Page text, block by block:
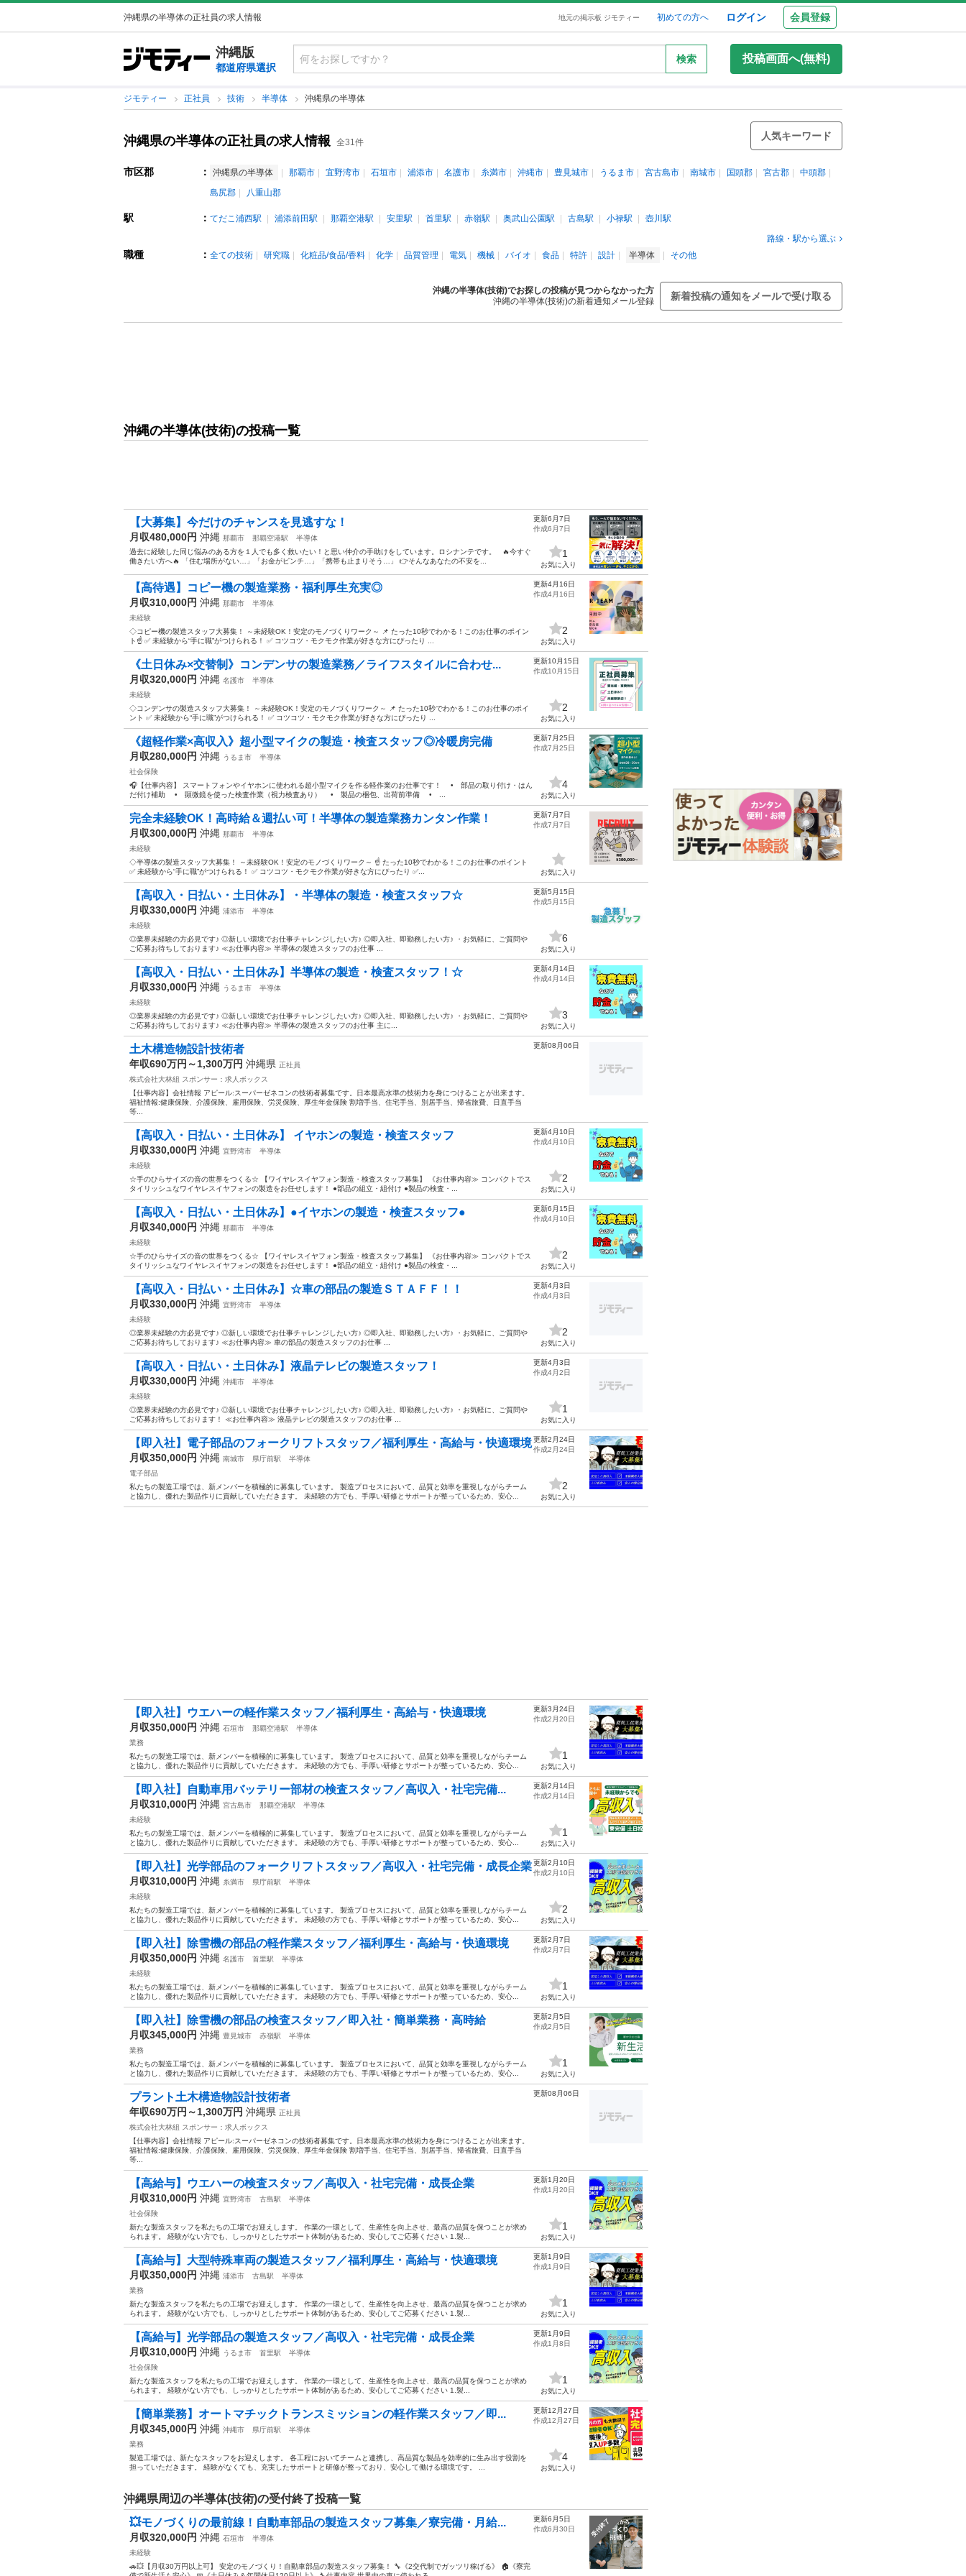
沖縄県の半導体の正社員の求人情報 地元の掲示板 ジモティー 初めての方へ ログイン 会員登録
沖縄版
都道府県選択
検索 投稿画面へ(無料)
ジモティー 正社員 技術 半導体 沖縄県の半導体
沖縄県の半導体の正社員の求人情報 全31件
人気キーワード
市区郡 ： 沖縄県の半導体 那覇市 宜野湾市 石垣市 浦添市 名護市 糸満市 沖縄市 豊見城市 うるま市 宮古島市 南城市 国頭郡 宮古郡
中頭郡
島尻郡
八重山郡
駅 ： てだこ浦西駅 浦添前田駅 那覇空港駅 安里駅 首里駅 赤嶺駅 奥武山公園駅 古島駅 小禄駅
壺川駅
路線・駅から選ぶ
職種 ： 全ての技術 研究職 化粧品/食品/香料 化学 品質管理 電気 機械 バイオ 食品 特許 設計 半導体 その他
沖縄の半導体(技術)でお探しの投稿が見つからなかった方
沖縄の半導体(技術)の新着通知メール登録
新着投稿の通知をメールで受け取る
沖縄の半導体(技術)の投稿一覧
【大募集】今だけのチャンスを見逃すな！
月収480,000円 沖縄 那覇市 那覇空港駅
半導体
過去に経験した同じ悩みのある方を１人でも多く救いたい！と思い仲介の手助けをしています。ロシナンテです。 🔥今すぐ
働きたい方へ🔥 「住む場所がない…」「お金がピンチ…」「携帯も止まりそう…」 👉そんなあなたの不安を...
更新6月7日
作成6月7日
1
お気に入り
【高待遇】コピー機の製造業務・福利厚生充実◎
月収310,000円 沖縄 那覇市
半導体
未経験
◇コピー機の製造スタッフ大募集！ ～未経験OK！安定のモノづくりワーク～ 📌 たった10秒でわかる！このお仕事のポイン
ト☝ ✅ 未経験から“手に職”がつけられる！ ✅ コツコツ・モクモク作業が好きな方にぴったり ...
更新4月16日
作成4月16日
2
お気に入り
《土日休み×交替制》コンデンサの製造業務／ライフスタイルに合わせ...
月収320,000円 沖縄 名護市
半導体
未経験
◇コンデンサの製造スタッフ大募集！ ～未経験OK！安定のモノづくりワーク～ 📌 たった10秒でわかる！このお仕事のポイ
ント ✅ 未経験から“手に職”がつけられる！ ✅ コツコツ・モクモク作業が好きな方にぴったり ...
更新10月15日
作成10月15日
2
お気に入り
《超軽作業×高収入》超小型マイクの製造・検査スタッフ◎冷暖房完備
月収280,000円 沖縄 うるま市
半導体
社会保険
🎧【仕事内容】 スマートフォンやイヤホンに使われる超小型マイクを作る軽作業のお仕事です！ • 部品の取り付け・はん
だ付け補助 • 顕微鏡を使った検査作業（視力検査あり） • 製品の梱包、出荷前準備 • ...
更新7月25日
作成7月25日
4
お気に入り
完全未経験OK！高時給＆週払い可！半導体の製造業務カンタン作業！
月収300,000円 沖縄 那覇市
半導体
未経験
◇半導体の製造スタッフ大募集！ ～未経験OK！安定のモノづくりワーク～ ☝ たった10秒でわかる！このお仕事のポイント
✅ 未経験から“手に職”がつけられる！ ✅ コツコツ・モクモク作業が好きな方にぴったり ✅...
更新7月7日
作成7月7日
お気に入り
【高収入・日払い・土日休み】・半導体の製造・検査スタッフ☆
月収330,000円 沖縄 浦添市
半導体
未経験
◎業界未経験の方必見です♪ ◎新しい環境でお仕事チャレンジしたい方♪ ◎即入社、即勤務したい方♪ ・お気軽に、ご質問や
ご応募お待ちしております♪ ≪お仕事内容≫ 半導体の製造スタッフのお仕事 ...
更新5月15日
作成5月15日
6
お気に入り
【高収入・日払い・土日休み】半導体の製造・検査スタッフ！☆
月収330,000円 沖縄 うるま市
半導体
未経験
◎業界未経験の方必見です♪ ◎新しい環境でお仕事チャレンジしたい方♪ ◎即入社、即勤務したい方♪ ・お気軽に、ご質問や
ご応募お待ちしております♪ ≪お仕事内容≫ 半導体の製造スタッフのお仕事 主に...
更新4月14日
作成4月14日
3
お気に入り
土木構造物設計技術者
年収690万円～1,300万円 沖縄県 正社員
株式会社大林組 スポンサー：求人ボックス
【仕事内容】会社情報 アピール:スーパーゼネコンの技術者募集です。日本最高水準の技術力を身につけることが出来ます。
福祉情報:健康保険、介護保険、雇用保険、労災保険、厚生年金保険 割増手当、住宅手当、別居手当、帰省旅費、日直手当
等...
更新08月06日
【高収入・日払い・土日休み】 イヤホンの製造・検査スタッフ
月収330,000円 沖縄 宜野湾市
半導体
未経験
☆手のひらサイズの音の世界をつくる☆ 【ワイヤレスイヤフォン製造・検査スタッフ募集】 《お仕事内容≫ コンパクトでス
タイリッシュなワイヤレスイヤフォンの製造をお任せします！ ●部品の組立・組付け ●製品の検査・...
更新4月10日
作成4月10日
2
お気に入り
【高収入・日払い・土日休み】●イヤホンの製造・検査スタッフ●
月収340,000円 沖縄 那覇市
半導体
未経験
☆手のひらサイズの音の世界をつくる☆ 【ワイヤレスイヤフォン製造・検査スタッフ募集】 《お仕事内容≫ コンパクトでス
タイリッシュなワイヤレスイヤフォンの製造をお任せします！ ●部品の組立・組付け ●製品の検査・...
更新6月15日
作成4月10日
2
お気に入り
【高収入・日払い・土日休み】☆車の部品の製造ＳＴＡＦＦ！！
月収330,000円 沖縄 宜野湾市
半導体
未経験
◎業界未経験の方必見です♪ ◎新しい環境でお仕事チャレンジしたい方♪ ◎即入社、即勤務したい方♪ ・お気軽に、ご質問や
ご応募お待ちしております♪ ≪お仕事内容≫ 車の部品の製造スタッフのお仕事 ...
更新4月3日
作成4月3日
2
お気に入り
【高収入・日払い・土日休み】液晶テレビの製造スタッフ！
月収330,000円 沖縄 沖縄市
半導体
未経験
◎業界未経験の方必見です♪ ◎新しい環境でお仕事チャレンジしたい方♪ ◎即入社、即勤務したい方♪ ・お気軽に、ご質問や
ご応募お待ちしております！ ≪お仕事内容≫ 液晶テレビの製造スタッフのお仕事 ...
更新4月3日
作成4月2日
1
お気に入り
【即入社】電子部品のフォークリフトスタッフ／福利厚生・高給与・快適環境
月収350,000円 沖縄 南城市 県庁前駅
半導体
電子部品
私たちの製造工場では、新メンバーを積極的に募集しています。 製造プロセスにおいて、品質と効率を重視しながらチーム
と協力し、優れた製品作りに貢献していただきます。 未経験の方でも、手厚い研修とサポートが整っているため、安心...
更新2月24日
作成2月24日
2
お気に入り
【即入社】ウエハーの軽作業スタッフ／福利厚生・高給与・快適環境
月収350,000円 沖縄 石垣市 那覇空港駅
半導体
業務
私たちの製造工場では、新メンバーを積極的に募集しています。 製造プロセスにおいて、品質と効率を重視しながらチーム
と協力し、優れた製品作りに貢献していただきます。 未経験の方でも、手厚い研修とサポートが整っているため、安心...
更新3月24日
作成2月20日
1
お気に入り
【即入社】自動車用バッテリー部材の検査スタッフ／高収入・社宅完備...
月収310,000円 沖縄 宮古島市 那覇空港駅
半導体
未経験
私たちの製造工場では、新メンバーを積極的に募集しています。 製造プロセスにおいて、品質と効率を重視しながらチーム
と協力し、優れた製品作りに貢献していただきます。 未経験の方でも、手厚い研修とサポートが整っているため、安心...
更新2月14日
作成2月14日
1
お気に入り
【即入社】光学部品のフォークリフトスタッフ／高収入・社宅完備・成長企業
月収310,000円 沖縄 糸満市 県庁前駅
半導体
未経験
私たちの製造工場では、新メンバーを積極的に募集しています。 製造プロセスにおいて、品質と効率を重視しながらチーム
と協力し、優れた製品作りに貢献していただきます。 未経験の方でも、手厚い研修とサポートが整っているため、安心...
更新2月10日
作成2月10日
2
お気に入り
【即入社】除雪機の部品の軽作業スタッフ／福利厚生・高給与・快適環境
月収350,000円 沖縄 名護市 首里駅
半導体
未経験
私たちの製造工場では、新メンバーを積極的に募集しています。 製造プロセスにおいて、品質と効率を重視しながらチーム
と協力し、優れた製品作りに貢献していただきます。 未経験の方でも、手厚い研修とサポートが整っているため、安心...
更新2月7日
作成2月7日
1
お気に入り
【即入社】除雪機の部品の検査スタッフ／即入社・簡単業務・高時給
月収345,000円 沖縄 豊見城市 赤嶺駅
半導体
業務
私たちの製造工場では、新メンバーを積極的に募集しています。 製造プロセスにおいて、品質と効率を重視しながらチーム
と協力し、優れた製品作りに貢献していただきます。 未経験の方でも、手厚い研修とサポートが整っているため、安心...
更新2月5日
作成2月5日
1
お気に入り
プラント土木構造物設計技術者
年収690万円～1,300万円 沖縄県 正社員
株式会社大林組 スポンサー：求人ボックス
【仕事内容】会社情報 アピール:スーパーゼネコンの技術者募集です。日本最高水準の技術力を身につけることが出来ます。
福祉情報:健康保険、介護保険、雇用保険、労災保険、厚生年金保険 割増手当、住宅手当、別居手当、帰省旅費、日直手当
等...
更新08月06日
【高給与】ウエハーの検査スタッフ／高収入・社宅完備・成長企業
月収310,000円 沖縄 宜野湾市 古島駅
半導体
社会保険
新たな製造スタッフを私たちの工場でお迎えします。 作業の一環として、生産性を向上させ、最高の品質を保つことが求め
られます。 経験がない方でも、しっかりとしたサポート体制があるため、安心してご応募ください 1.製...
更新1月20日
作成1月20日
1
お気に入り
【高給与】大型特殊車両の製造スタッフ／福利厚生・高給与・快適環境
月収350,000円 沖縄 浦添市 古島駅
半導体
業務
新たな製造スタッフを私たちの工場でお迎えします。 作業の一環として、生産性を向上させ、最高の品質を保つことが求め
られます。 経験がない方でも、しっかりとしたサポート体制があるため、安心してご応募ください 1.製...
更新1月9日
作成1月9日
1
お気に入り
【高給与】光学部品の製造スタッフ／高収入・社宅完備・成長企業
月収310,000円 沖縄 うるま市 首里駅
半導体
社会保険
新たな製造スタッフを私たちの工場でお迎えします。 作業の一環として、生産性を向上させ、最高の品質を保つことが求め
られます。 経験がない方でも、しっかりとしたサポート体制があるため、安心してご応募ください 1.製...
更新1月9日
作成1月8日
1
お気に入り
【簡単業務】オートマチックトランスミッションの軽作業スタッフ／即...
月収345,000円 沖縄 沖縄市 県庁前駅
半導体
業務
製造工場では、新たなスタッフをお迎えします。 各工程においてチームと連携し、高品質な製品を効率的に生み出す役割を
担っていただきます。 経験がなくても、充実したサポートと研修が整っており、安心して働ける環境です。 ...
更新12月27日
作成12月27日
4
お気に入り
沖縄県周辺の半導体(技術)の受付終了投稿一覧
受付終了
💥モノづくりの最前線！自動車部品の製造スタッフ募集／寮完備・月給...
月収320,000円 沖縄 石垣市
半導体
未経験
🚗💥【月収30万円以上可】 安定のモノづくり！自動車部品の製造スタッフ募集！ 🔧《2交代制でガッツリ稼げる》 🏠《寮完
更新6月5日
作成6月30日